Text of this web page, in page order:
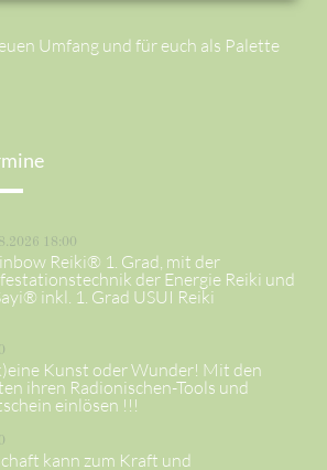
Umfang und für euch als Palette
18:00
Reiki® 1. Grad, mit der
der Energie Reiki und
inkl. 1. Grad USUI Reiki
Kunst oder Wunder! Mit den
ihren Radionischen-Tools und
einlösen !!!
kann zum Kraft und